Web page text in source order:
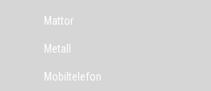
Mattor
Metall
Mobiltelefon